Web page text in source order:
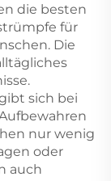
die besten
für
Die
sich bei
nur wenig
oder
auch